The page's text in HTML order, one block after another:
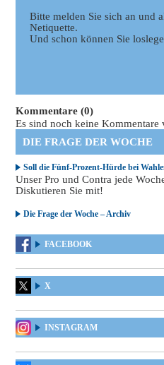
Bitte melden Sie sich an und
Netiquette.
Und schon können Sie
Kommentare (0)
Es sind noch keine Kommentare
DIE FRAGE DER WOCHE
Soll die Fünf-Prozent-Hürde bei
Unser Pro und Contra jede
Diskutieren Sie mit!
Die Frage der Woche – Archiv
FACEBOOK
X
INSTAGRAM